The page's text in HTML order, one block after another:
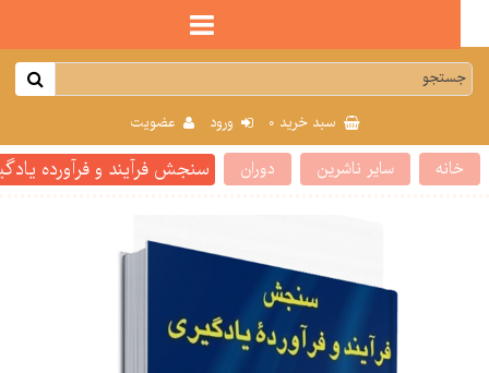
سبد خرید0 ورود عضویت
سایر ناشرین دوران سنجش فرآیند و فرآورده